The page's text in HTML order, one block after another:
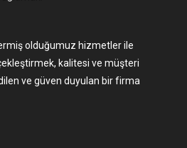
olduğumuz hizmetler ile
kalitesi ve müşteri
ve güven duyulan bir firma